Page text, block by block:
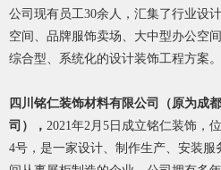
公司现有员工30余人，汇集了行业设
空间、品牌服饰卖场、大中型办公空
综合型、系统化的设计装饰工程方案。
四川铭仁装饰材料有限公司（原为成
司）， 2021年2月5日成立铭仁装饰，
4号，是一家设计、制作生产、安装